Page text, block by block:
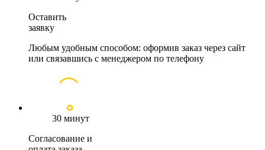
Оставить
заявку
Любым удобным способом: оформив заказ через сайт
или связавшись с менеджером по телефону
30 минут
Согласование и